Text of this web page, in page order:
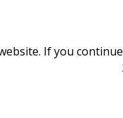
If you